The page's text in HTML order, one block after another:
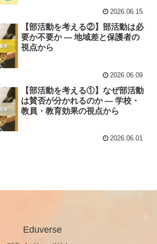
2026.06.15
【部活動を考える②】部活動は必
要か不要か ― 地域差と保護者の
視点から
2026.06.09
【部活動を考える①】なぜ部活動
は賛否が分かれるのか ― 学校・
教員・教育効果の視点から
2026.06.01
Eduverse